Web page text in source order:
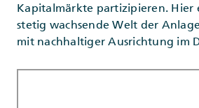
Kapitalmärkte partizipieren. Hier
stetig wachsende Welt der
mit nachhaltiger Ausrichtung im